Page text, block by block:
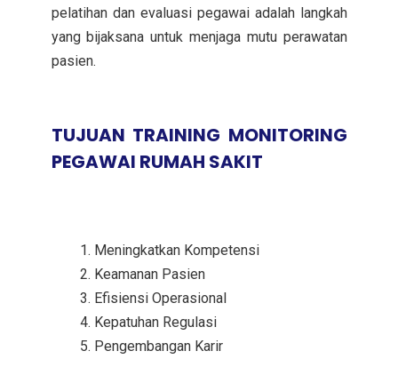
pelatihan dan evaluasi pegawai adalah langkah
yang bijaksana untuk menjaga mutu perawatan
pasien.
TUJUAN TRAINING MONITORING
PEGAWAI RUMAH SAKIT
Meningkatkan Kompetensi
Keamanan Pasien
Efisiensi Operasional
Kepatuhan Regulasi
Pengembangan Karir